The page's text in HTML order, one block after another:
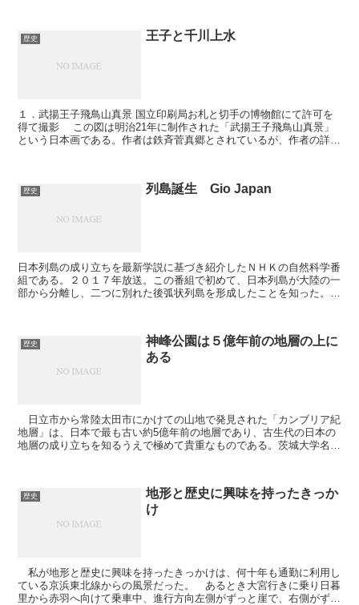
歴史 王子と千川上水
１．武揚王子飛鳥山真景 国立印刷局お札と切手の博物館にて許可を
得て撮影 この図は明治21年に制作された「武揚王子飛鳥山真景」
という日本画である。作者は鉄斉菅真郷とされているが、作者の詳細
歴史 列島誕生 Gio Japan
日本列島の成り立ちを最新学説に基づき紹介したＮＨＫの自然科学番
組である。２０１７年放送。この番組で初めて、日本列島が大陸の一
部から分離し、二つに別れた後弧状列島を形成したことを知った。
歴史
神峰公園は５億年前の地層の上に
ある
日立市から常陸太田市にかけての山地で発見された「カンブリア紀
地層」は、日本で最も古い約5億年前の地層であり、古生代の日本の
地層の成り立ちを知るうえで極めて貴重なものである。茨城大学名誉
歴史
地形と歴史に興味を持ったきっか
け
私が地形と歴史に興味を持ったきっかけは、何十年も通勤に利用し
ている京浜東北線からの風景だった。 あるとき大宮行きに乗り日暮
里から赤羽へ向けて乗車中、進行方向左側がずっと崖で、右側がずっ